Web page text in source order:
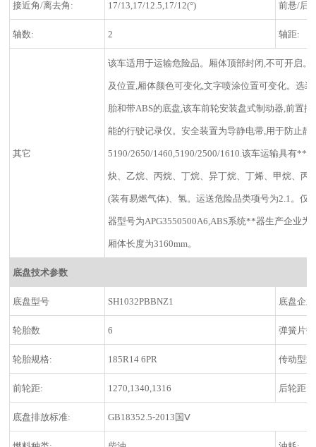
接近角/离去角: 17/13,17/12.5,17/12(°) 前悬/后
轴数: 2 轴距:
其它
该车适用于运输危险品。厢体顶部封闭,不可开启
及位置,厢体颜色可变化,文字喷涂位置可变化。选
胎和带ABS的底盘,该车前轮安装盘式制动器,前置
能的行驶记录仪。安全装置为导静电带,用于防止
5190/2650/1460,5190/2500/1610.该车运输具有**
炔、乙烷、丙烷、丁烷、异丁烷、丁烯、甲烷、
(装有易燃气体)、氢。运送危险品类项号为2.1。
器型号为APG3550500A6,ABS系统**器生产企业
厢体长度为3160mm。
底盘技术参数
底盘型号 SH1032PBBNZ1 底盘企
轮胎数 6 弹簧片
轮胎规格: 185R14 6PR 传动型
前轮距: 1270,1340,1316 后轮距:
底盘排放标准: GB18352.5-2013国Ⅴ